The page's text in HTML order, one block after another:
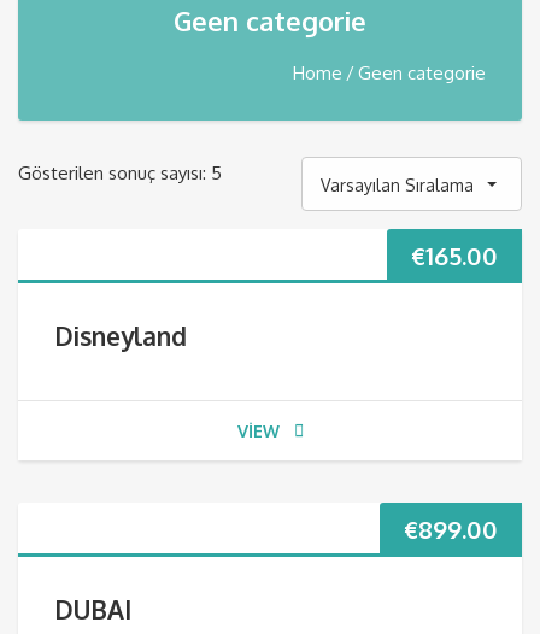
Geen categorie
Home Geen categorie
Gösterilen sonuç sayısı: 5
Varsayılan Sıralama
€165.00
Disneyland
VIEW
€899.00
DUBAI